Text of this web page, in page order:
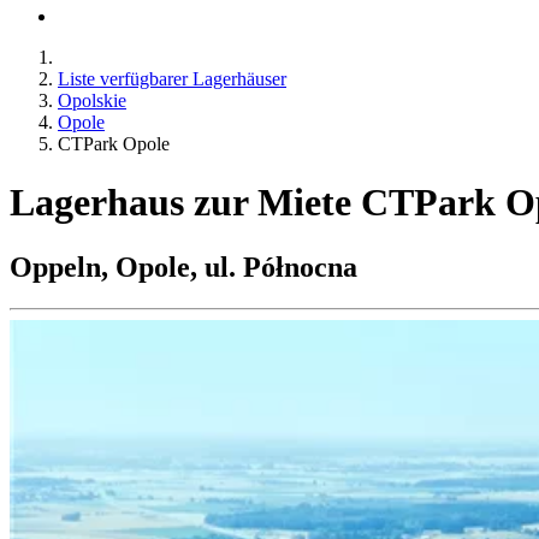
Liste verfügbarer Lagerhäuser
Opolskie
Opole
CTPark Opole
Lagerhaus zur Miete CTPark
Oppeln, Opole, ul. Północna